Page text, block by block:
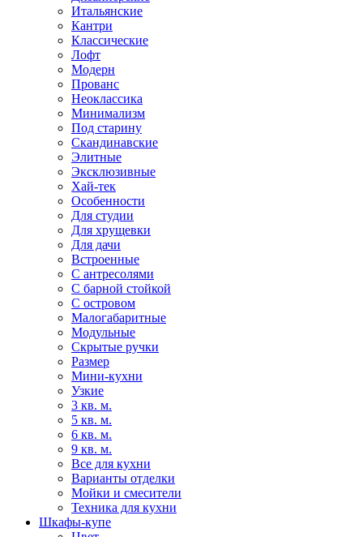
Итальянские
Кантри
Классические
Лофт
Модерн
Прованс
Неоклассика
Минимализм
Под старину
Скандинавские
Элитные
Эксклюзивные
Хай-тек
Особенности
Для студии
Для хрущевки
Для дачи
Встроенные
С антресолями
С барной стойкой
С островом
Малогабаритные
Модульные
Скрытые ручки
Размер
Мини-кухни
Узкие
3 кв. м.
5 кв. м.
6 кв. м.
9 кв. м.
Все для кухни
Варианты отделки
Мойки и смесители
Техника для кухни
Шкафы-купе